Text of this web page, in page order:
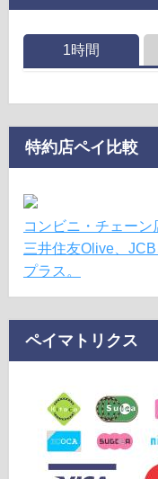
1時間
特約店ペイ比較
コンビニ・チェーン
三井住友Olive、
プラス。
ペイマトリクス